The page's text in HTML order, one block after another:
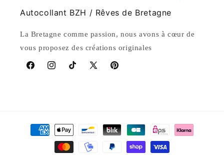
Autocollant BZH / Rêves de Bretagne
La Bretagne comme passion, nous avons à cœur de
vous proposez des créations originales
FacebookInstagramTikTokX
Pinterest
Payment
methods